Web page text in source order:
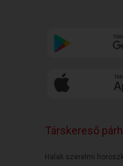
Társkereső
Halak szerelmi